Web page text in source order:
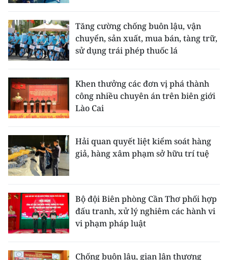
CHƯƠNG TRÌNH OCOP - MỖI XÃ
MỘT SẢN PHẨM
RADIO
MEDIA CENTER
E-Magazine
Video
Media Chính trị
Media Kinh tế
Media Xã hội
Media Pháp luật
Media Du lịch
Tăng cường chống buôn lậu, vận
chuyển, sản xuất, mua bán, tàng trữ,
sử dụng trái phép thuốc lá
Khen thưởng các đơn vị phá thành
công nhiều chuyên án trên biên giới
Lào Cai
Hải quan quyết liệt kiểm soát hàng
giả, hàng xâm phạm sở hữu trí tuệ
Bộ đội Biên phòng Cần Thơ phối hợp
đấu tranh, xử lý nghiêm các hành vi
vi phạm pháp luật
Chống buôn lậu, gian lận thương